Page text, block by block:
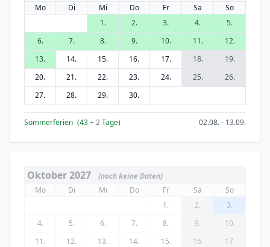
Mo Di Mi Do Fr Sa
So
1.
2. 3. 4.
5.
6.
7. 8. 9. 10. 11.
12.
13.
14. 15. 16. 17. 18.
19.
20.
21. 22. 23. 24. 25.
26.
27.
28. 29. 30.
Sommerferien (43+ 2Tage) 02.08. - 13.09.
Oktober 2027
(noch keine Daten)
Mo
Di Mi Do Fr Sa
So
1.
2.
3.
4.
5. 6. 7. 8. 9.
10.
11.
12. 13. 14. 15. 16.
17.